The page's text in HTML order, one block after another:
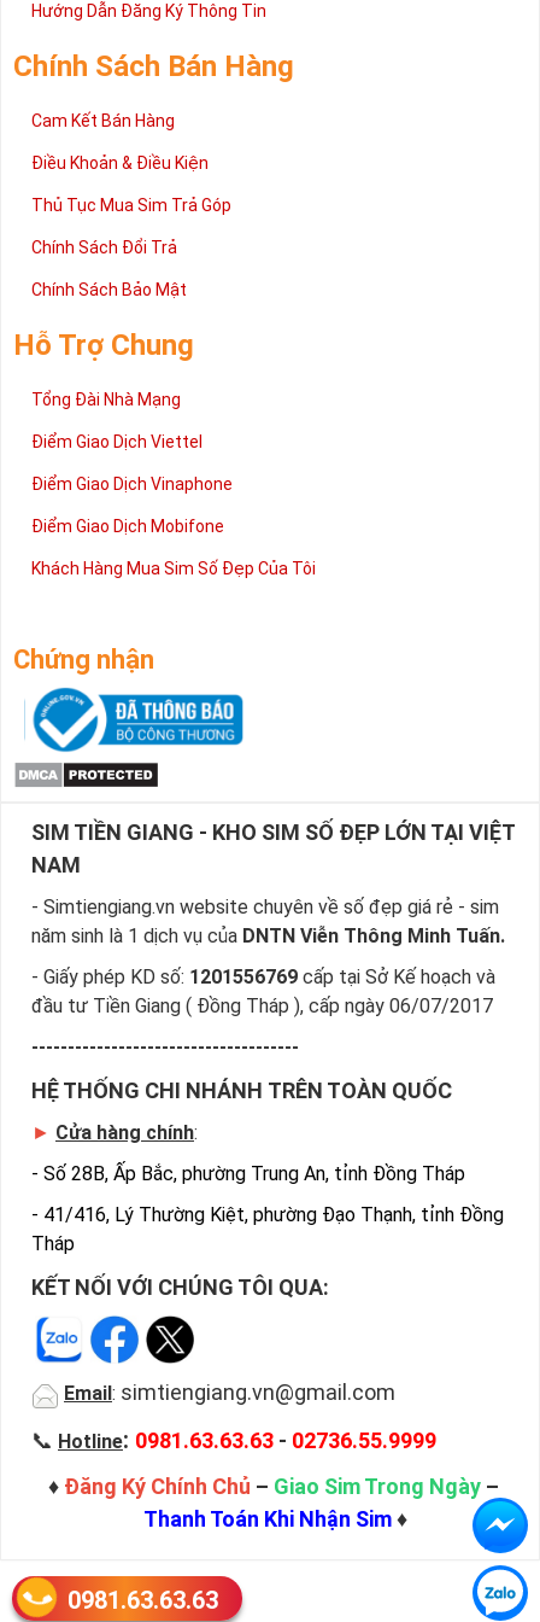
2 đang được rất nhiều khách hàng tin tưởng lựa chọn trên thị
cấp trong bài viết này sẽ giúp bạn hiểu rõ ý nghĩa và các bước đặt
mua sim số tại Sim Tiền Giang nhanh chóng nhất.
Chúc quý khách tìm được chiếc sim Tứ quý 2 như ý!
Hướng Dẫn Đăng Ký Thông Tin
Chính Sách Bán Hàng
Cam Kết Bán Hàng
Điều Khoản & Điều Kiện
Thủ Tục Mua Sim Trả Góp
Chính Sách Đổi Trả
Chính Sách Bảo Mật
Hỗ Trợ Chung
Tổng Đài Nhà Mạng
Điểm Giao Dịch Viettel
Điểm Giao Dịch Vinaphone
Điểm Giao Dịch Mobifone
Khách Hàng Mua Sim Số Đẹp Của Tôi
Chứng nhận
SIM TIỀN GIANG - KHO SIM SỐ ĐẸP LỚN TẠI VIỆT
NAM
- Simtiengiang.vn website chuyên về số đẹp giá rẻ - sim
năm sinh là 1 dịch vụ của DNTN Viễn Thông Minh Tuấn.
- Giấy phép KD số: 1201556769 cấp tại Sở Kế hoạch và
đầu tư Tiền Giang ( Đồng Tháp ), cấp ngày 06/07/2017
-------------------------------------
HỆ THỐNG CHI NHÁNH TRÊN TOÀN QUỐC
► Cửa hàng chính:
- Số 28B, Ấp Bắc, phường Trung An, tỉnh Đồng Tháp
- 41/416, Lý Thường Kiệt, phường Đạo Thạnh, tỉnh Đồng
Tháp
KẾT NỐI VỚI CHÚNG TÔI QUA:
Email : simtiengiang.vn@gmail.com
📞 Hotline: 0981.63.63.63 - 02736.55.9999
♦ Đăng Ký Chính Chủ – Giao Sim Trong Ngày –
Thanh Toán Khi Nhận Sim♦
0981.63.63.63